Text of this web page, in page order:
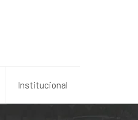
Institucional